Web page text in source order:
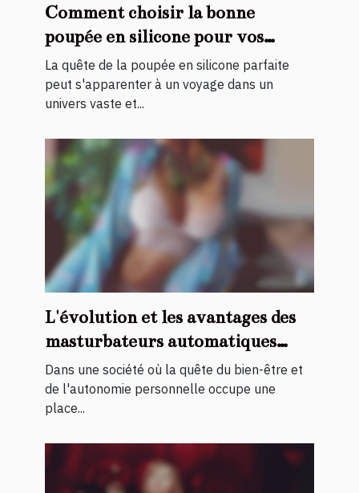
Comment choisir la bonne
poupée en silicone pour vos
besoins
La quête de la poupée en silicone parfaite
peut s'apparenter à un voyage dans un
univers vaste et...
L'évolution et les avantages des
masturbateurs automatiques
pour hommes
Dans une société où la quête du bien-être et
de l'autonomie personnelle occupe une
place...